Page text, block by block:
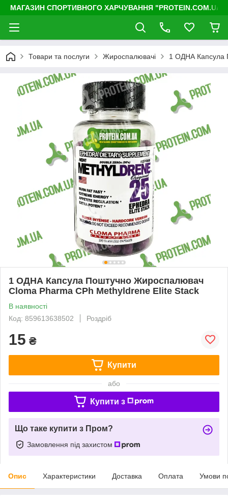
МАГАЗИН СПОРТИВНОГО ХАРЧУВАННЯ "PROTEIN.COM.UA"
Товари та послуги Жироспалювачі 1 ОДНА Капсула
1 ОДНА Капсула Поштучно Жироспалювач
Cloma Pharma CPh Methyldrene Elite Stack
В наявності
Код: 859613638502
Роздріб
15 ₴
Купити
або
Купити з
Що таке купити з Пром?
Замовлення під захистом
Опис Характеристики Доставка Оплата Умови